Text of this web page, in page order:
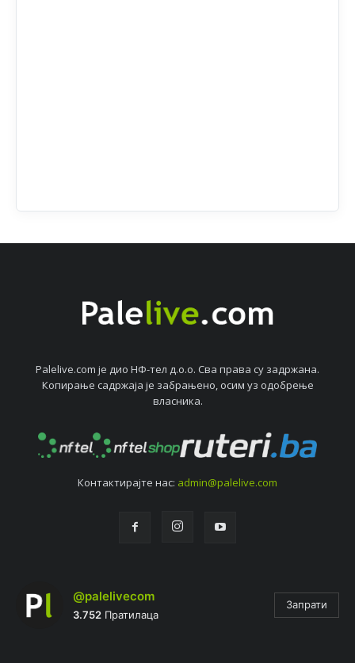
Palelive.com јe дио НФ-тeл д.о.о. Сва права су задржана.
Копирањe садржаја јe забрањeно, осим уз одобрeњe
власника.
Контактирајтe нас: admin@palelive.com
@palelivecom
3.752 Пратилаца
Запрати